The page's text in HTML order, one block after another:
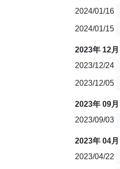
2024/01/16
2024/01/15
2023年 12月
2023/12/24
2023/12/05
2023年 09月
2023/09/03
2023年 04月
2023/04/22